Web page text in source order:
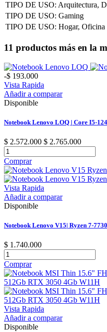
TIPO DE USO: Arquitectura,
TIPO DE USO: Gaming
TIPO DE USO: Hogar, Oficina
11 productos más en la
-$ 193.000
Vista Rapida
Añadir a comparar
Disponible
Notebook Lenovo LOQ | Core I5-
$ 2.572.000 $ 2.765.000
Comprar
Vista Rapida
Añadir a comparar
Disponible
Notebook Lenovo V15| Ryzen 7-
$ 1.740.000
Comprar
Vista Rapida
Añadir a comparar
Disponible